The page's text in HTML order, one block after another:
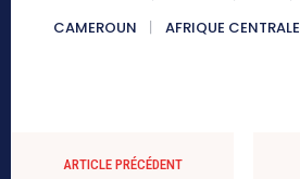
CAMEROUN
AFRIQUE CENTRALE
ARTICLE PRÉCÉDENT